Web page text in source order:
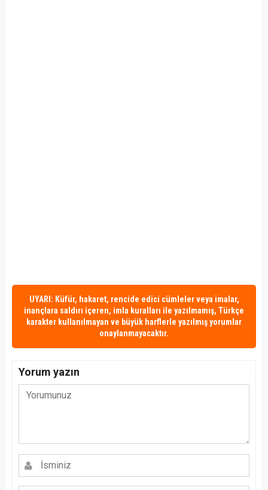
UYARI: Küfür, hakaret, rencide edici cümleler veya imalar,
inançlara saldırı içeren, imla kuralları ile yazılmamış, Türkçe
karakter kullanılmayan ve büyük harflerle yazılmış yorumlar
onaylanmayacaktır.
Yorum yazın